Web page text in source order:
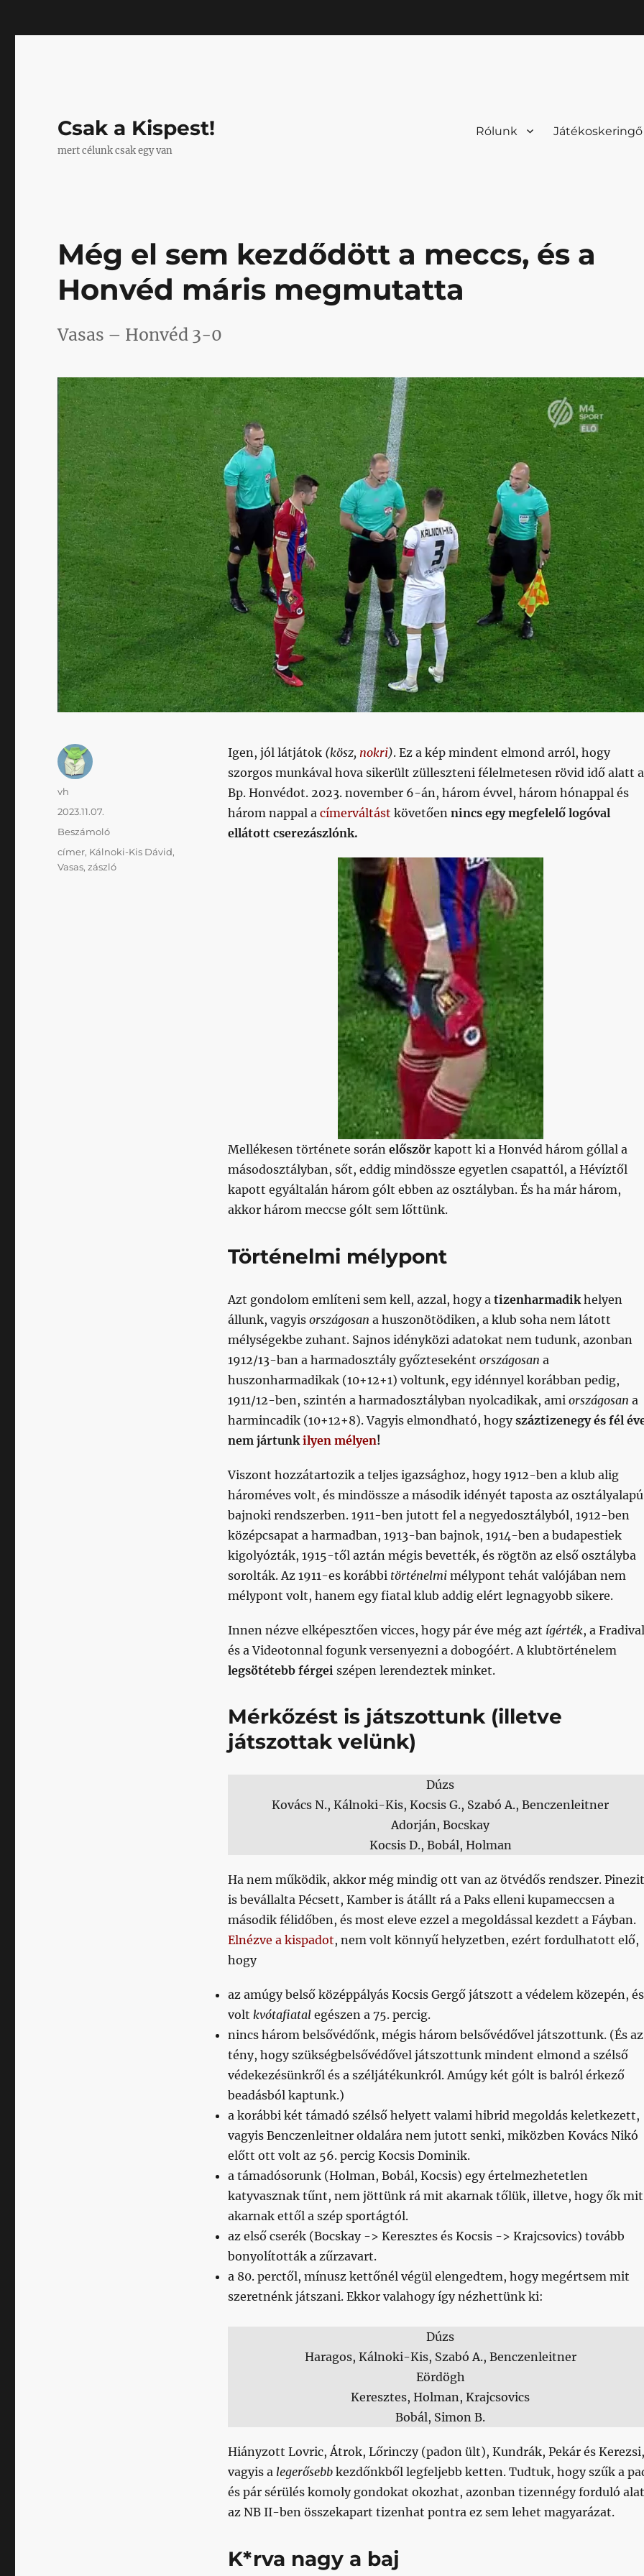
Csak a Kispest!
mert célunk csak egy van
Rólunk Játékoskeringő
Még el sem kezdődött a meccs, és a
Honvéd máris megmutatta
Vasas – Honvéd 3-0
Igen, jól látjátok (kösz, nokri). Ez a kép mindent elmond arról, hogy
szorgos munkával hova sikerült zülleszteni félelmetesen rövid idő alatt a
Bp. Honvédot. 2023. november 6-án, három évvel, három hónappal és
három nappal a címerváltást követően nincs egy megfelelő logóval
ellátott cserezászlónk.
Mellékesen története során előszörkapott ki a Honvéd három góllal a
másodosztályban, sőt, eddig mindössze egyetlen csapattól, a Hévíztől
kapott egyáltalán három gólt ebben az osztályban. És ha már három,
akkor három meccse gólt sem lőttünk.
Történelmi mélypont
Azt gondolom említeni sem kell, azzal, hogy a tizenharmadikhelyen
állunk, vagyis országosan a huszonötödiken, a klub soha nem látott
mélységekbe zuhant. Sajnos idényközi adatokat nem tudunk, azonban
1912/13-ban a harmadosztály győzteseként országosan a
huszonharmadikak (10+12+1) voltunk, egy idénnyel korábban pedig,
1911/12-ben, szintén a harmadosztályban nyolcadikak, ami országosan a
harmincadik (10+12+8). Vagyis elmondható, hogyszáztizenegy és fél
nem jártunk ilyen mélyen!
Viszont hozzátartozik a teljes igazsághoz, hogy 1912-ben a klub alig
hároméves volt, és mindössze a második idényét taposta az osztályalapú
bajnoki rendszerben. 1911-ben jutott fel a negyedosztályból, 1912-ben
középcsapat a harmadban, 1913-ban bajnok, 1914-ben a budapestiek
kigolyózták, 1915-től aztán mégis bevették, és rögtön az első osztályba
sorolták. Az 1911-es korábbi történelmimélypont tehát valójában nem
mélypont volt, hanem egy fiatal klub addig elért legnagyobb sikere.
Innen nézve elképesztően vicces, hogy pár éve még azt ígérték, a Fradival
és a Videotonnal fogunk versenyezni a dobogóért. A klubtörténelem
legsötétebb férgei szépen lerendeztek minket.
Mérkőzést is játszottunk (illetve
játszottak velünk)
Dúzs
Kovács N., Kálnoki-Kis, Kocsis G., Szabó A., Benczenleitner
Adorján, Bocskay
Kocsis D., Bobál, Holman
Ha nem működik, akkor még mindig ott van az ötvédős rendszer.
is bevállalta Pécsett, Kamber is átállt rá a Paks elleni kupameccsen a
második félidőben, és most eleve ezzel a megoldással kezdett a Fáyban.
Elnézve a kispadot, nem volt könnyű helyzetben, ezért fordulhatott elő,
hogy
az amúgy belső középpályás Kocsis Gergő játszott a védelem közepén, és
volt kvótafiatalegészen a 75. percig.
nincs három belsővédőnk, mégis három belsővédővel játszottunk. (És
tény, hogy szükségbelsővédővel játszottunk mindent elmond a szélső
védekezésünkről és a széljátékunkról. Amúgy két gólt is balról érkező
beadásból kaptunk.)
a korábbi két támadó szélső helyett valami hibrid megoldás keletkezett,
vagyis Benczenleitner oldalára nem jutott senki, miközben Kovács Nikó
előtt ott volt az 56. percig Kocsis Dominik.
a támadósorunk (Holman, Bobál, Kocsis) egy értelmezhetetlen
katyvasznak tűnt, nem jöttünk rá mit akarnak tőlük, illetve, hogy ők mit
akarnak ettől a szép sportágtól.
az első cserék (Bocskay -> Keresztes és Kocsis -> Krajcsovics) tovább
bonyolították a zűrzavart.
a 80. perctől, mínusz kettőnél végül elengedtem, hogy megértsem mit
szeretnénk játszani. Ekkor valahogy így nézhettünk ki:
Dúzs
Haragos, Kálnoki-Kis, Szabó A., Benczenleitner
Eördögh
Keresztes, Holman, Krajcsovics
Bobál, Simon B.
Hiányzott Lovric, Átrok, Lőrinczy (padon ült), Kundrák, Pekár és Kerezsi,
vagyis a legerősebbkezdőnkből legfeljebb ketten. Tudtuk, hogy szűk a
és pár sérülés komoly gondokat okozhat, azonban tizennégy forduló
az NB II-ben összekapart tizenhat pontra ez sem lehet magyarázat.
K*rva nagy a baj
Szerző
vh
Közzétéve
2023.11.07.
Kategória
Beszámoló
Címke
címer, Kálnoki-Kis Dávid,
Vasas,zászló